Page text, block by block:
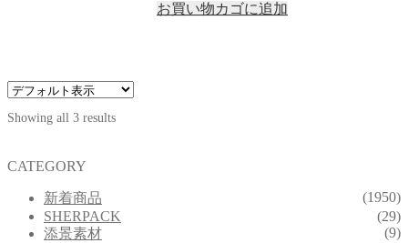
お買い物カゴに追加
Showing all 3 results
CATEGORY
新着商品
(1950)
SHERPACK
(29)
添景素材
(9)